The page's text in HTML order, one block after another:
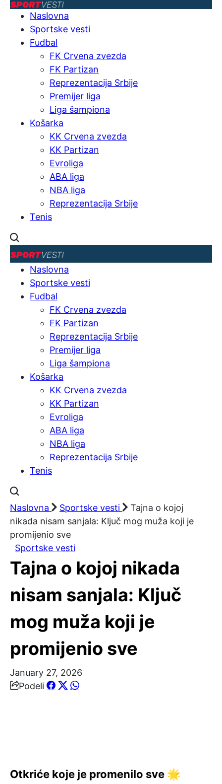
Naslovna
Sportske vesti
Fudbal
FK Crvena zvezda
FK Partizan
Reprezentacija Srbije
Premijer liga
Liga šampiona
Košarka
KK Crvena zvezda
KK Partizan
Evroliga
ABA liga
NBA liga
Reprezentacija Srbije
Tenis
Naslovna
Sportske vesti
Fudbal
FK Crvena zvezda
FK Partizan
Reprezentacija Srbije
Premijer liga
Liga šampiona
Košarka
KK Crvena zvezda
KK Partizan
Evroliga
ABA liga
NBA liga
Reprezentacija Srbije
Tenis
Naslovna Sportske vesti
Tajna o kojoj
nikada nisam sanjala: Ključ mog muža koji je
promijenio sve
Sportske vesti
Tajna o kojoj nikada
nisam sanjala: Ključ
mog muža koji je
promijenio sve
January 27, 2026
Podeli
Otkriće koje je promenilo sve 🌟